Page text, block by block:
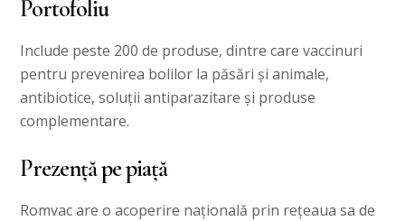
Portofoliu
Include peste 200 de produse, dintre care vaccinuri
pentru prevenirea bolilor la păsări și animale,
antibiotice, soluții antiparazitare și produse
complementare.
Prezență pe piață
Romvac are o acoperire națională prin rețeaua sa de